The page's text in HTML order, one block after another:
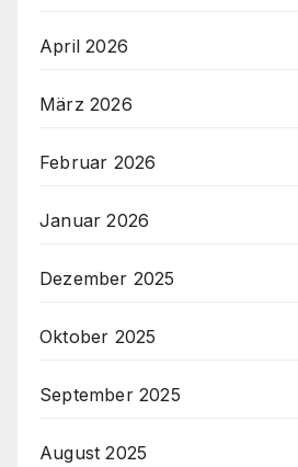
April 2026
März 2026
Februar 2026
Januar 2026
Dezember 2025
Oktober 2025
September 2025
August 2025